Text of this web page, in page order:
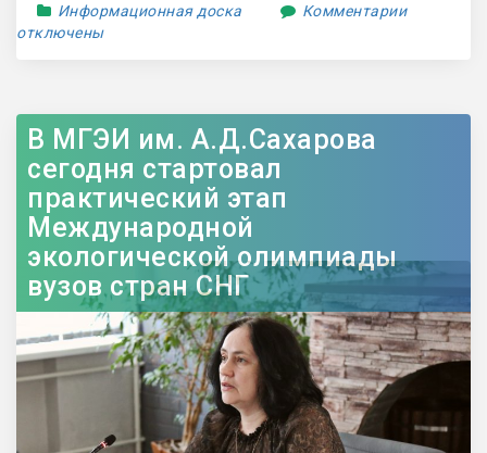
Информационная доска
Комментарии
отключены
В МГЭИ им. А.Д.Сахарова
сегодня стартовал
практический этап
Международной
экологической олимпиады
вузов стран СНГ